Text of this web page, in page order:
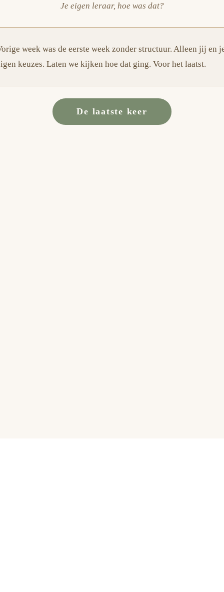
Je eigen leraar, hoe was dat?
week was de eerste week zonder structuur. Alleen jij en
keuzes. Laten we kijken hoe dat ging. Voor het laatst.
De laatste keer